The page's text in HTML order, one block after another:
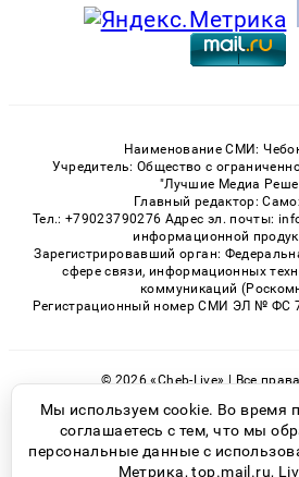
Наименование СМИ:
Учредитель: Общество с
"Лучшие Медиа
Главный редактор:
Тел.: +79023790276 Адрес эл. почты:
информационной
Зарегистрировавший орган:
сфере связи, информационных
коммуникаций
Регистрационный номер СМИ ЭЛ № ФС
© 2026 «Cheb-Live» | Все
Возрастная категория
Политика
Мы используем cookie. Во время
соглашаетесь с тем, что мы
персональные данные с
Метрика, top.mail.ru,